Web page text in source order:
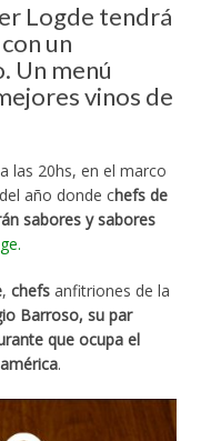
Logde tendrá
un
Un menú
vinos de
a las 20hs, en el marco
año donde chefs de
sabores y sabores
,chefs anfitriones de la
Barroso, su par
que ocupa el
.